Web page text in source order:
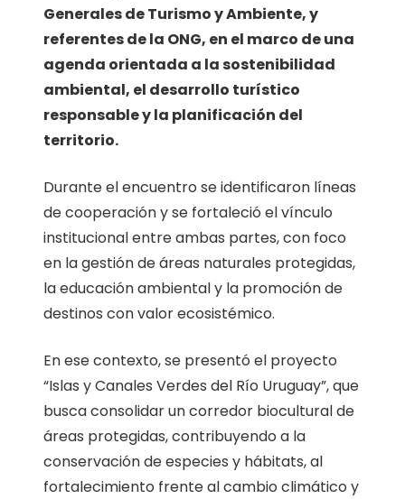
Generales de Turismo y Ambiente, y
referentes de la ONG, en el marco de una
agenda orientada a la sostenibilidad
ambiental, el desarrollo turístico
responsable y la planificación del
territorio.
Durante el encuentro se identificaron líneas
de cooperación y se fortaleció el vínculo
institucional entre ambas partes, con foco
en la gestión de áreas naturales protegidas,
la educación ambiental y la promoción de
destinos con valor ecosistémico.
En ese contexto, se presentó el proyecto
“Islas y Canales Verdes del Río Uruguay”, que
busca consolidar un corredor biocultural de
áreas protegidas, contribuyendo a la
conservación de especies y hábitats, al
fortalecimiento frente al cambio climático y